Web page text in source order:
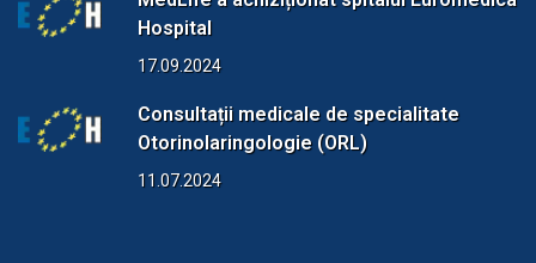
Hospital
17.09.2024
Consultații medicale de specialitate
Otorinolaringologie (ORL)
11.07.2024